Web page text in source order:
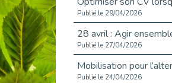
Publié le 29/04/2026
Publié le 27/04/2026
Publié le 24/04/2026